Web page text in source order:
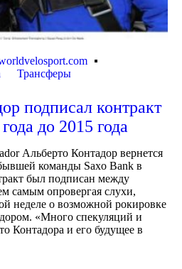
Трансферы
подписал контракт
до 2015 года
Альберто Контадор вернется
команды Saxo Bank в
был подписан между
самым опровергая слухи,
неделе о возможной рокировке
«Много спекуляций и
Контадора и его будущее в